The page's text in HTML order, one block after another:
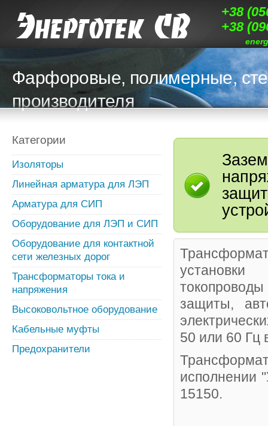
+38
+38
Фарфоровые, полимерные,
производителя
Категории
Изоляторы
Линейная арматура для ЛЭП
Арматура для СИП
Оборудование для ЛЭП и СИП
Оборудование для контактной
сети железных дорог
Трансформаторы тока и
напряжения
Высоковольтное оборудование
Кабельные муфты
Предохранители
защиты,
50 или 60 Гц
исполнении
15150.